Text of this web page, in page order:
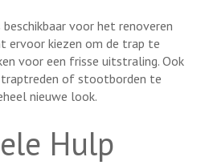
voor het renoveren
ervoor kiezen om de trap te
voor een frisse uitstraling. Ook
of stootborden te
nieuwe look.
Hulp